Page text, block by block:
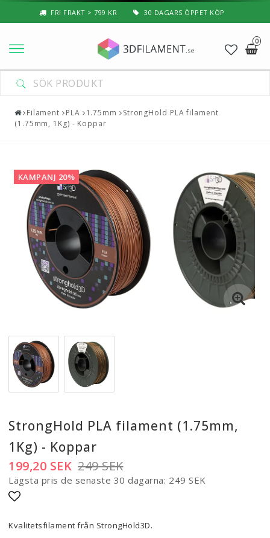
FRI FRAKT > 799 KR 30 DAGARS ÖPPET KÖP
0
Nyheter & Populärt
Filament
3D-Skrivare — Tillbehör
3D-Skrivare — Delar
Resin
3D-Pennor & Tillbehör
Filament PLA 1.75mm
StrongHold PLA filament
(1.75mm, 1Kg) - Koppar
KAMPANJ 20%
StrongHold PLA filament (1.75mm,
1Kg) - Koppar
249 SEK
199,20 SEK
Lägsta pris de senaste 30 dagarna 249 SEK
Kvalitetsfilament från StrongHold3D.